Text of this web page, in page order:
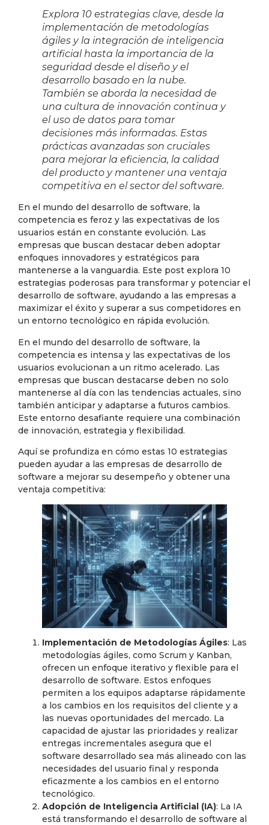
Explora 10 estrategias clave, desde la
implementación de metodologías
ágiles y la integración de inteligencia
artificial hasta la importancia de la
seguridad desde el diseño y el
desarrollo basado en la nube.
También se aborda la necesidad de
una cultura de innovación continua y
el uso de datos para tomar
decisiones más informadas. Estas
prácticas avanzadas son cruciales
para mejorar la eficiencia, la calidad
del producto y mantener una ventaja
competitiva en el sector del software.
En el mundo del desarrollo de software, la
competencia es feroz y las expectativas de los
usuarios están en constante evolución. Las
empresas que buscan destacar deben adoptar
enfoques innovadores y estratégicos para
mantenerse a la vanguardia. Este post explora 10
estrategias poderosas para transformar y potenciar el
desarrollo de software, ayudando a las empresas a
maximizar el éxito y superar a sus competidores en
un entorno tecnológico en rápida evolución.
En el mundo del desarrollo de software, la
competencia es intensa y las expectativas de los
usuarios evolucionan a un ritmo acelerado. Las
empresas que buscan destacarse deben no solo
mantenerse al día con las tendencias actuales, sino
también anticipar y adaptarse a futuros cambios.
Este entorno desafiante requiere una combinación
de innovación, estrategia y flexibilidad.
Aquí se profundiza en cómo estas 10 estrategias
pueden ayudar a las empresas de desarrollo de
software a mejorar su desempeño y obtener una
ventaja competitiva:
Implementación de Metodologías Ágiles: Las
metodologías ágiles, como Scrum y Kanban,
ofrecen un enfoque iterativo y flexible para el
desarrollo de software. Estos enfoques
permiten a los equipos adaptarse rápidamente
a los cambios en los requisitos del cliente y a
las nuevas oportunidades del mercado. La
capacidad de ajustar las prioridades y realizar
entregas incrementales asegura que el
software desarrollado sea más alineado con las
necesidades del usuario final y responda
eficazmente a los cambios en el entorno
tecnológico.
Adopción de Inteligencia Artificial (IA): La IA
está transformando el desarrollo de software al